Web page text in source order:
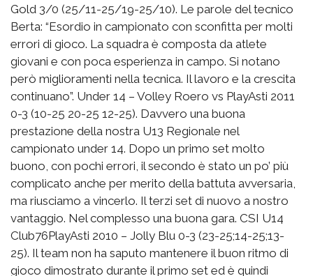
Gold 3/0 (25/11-25/19-25/10). Le parole del tecnico
Berta: “Esordio in campionato con sconfitta per molti
errori di gioco. La squadra è composta da atlete
giovani e con poca esperienza in campo. Si notano
però miglioramenti nella tecnica. Il lavoro e la crescita
continuano”. Under 14 – Volley Roero vs PlayAsti 2011
0-3 (10-25 20-25 12-25). Davvero una buona
prestazione della nostra U13 Regionale nel
campionato under 14. Dopo un primo set molto
buono, con pochi errori, il secondo è stato un po’ più
complìcato anche per merito della battuta avversaria,
ma riusciamo a vincerlo. Il terzi set di nuovo a nostro
vantaggio. Nel complesso una buona gara. CSI U14
Club76PlayAsti 2010 – Jolly Blu 0-3 (23-25;14-25;13-
25). Il team non ha saputo mantenere il buon ritmo di
gioco dimostrato durante il primo set ed è quindi